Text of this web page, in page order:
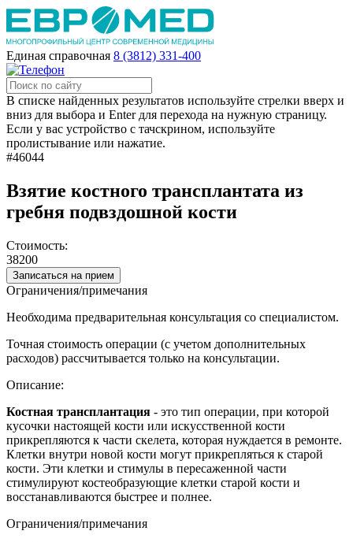
Единая справочная 8 (3812) 331-400
В списке найденных результатов используйте стрелки вверх и
вниз для выбора и Enter для перехода на нужную страницу.
Если у вас устройство с тачскрином, используйте
пролистывание или нажатие.
#46044
Взятие костного трансплантата из
гребня подвздошной кости
Стоимость:
38200
Записаться на прием
Ограничения/примечания
Необходима предварительная консультация со специалистом.
Точная стоимость операции (с учетом дополнительных
расходов) рассчитывается только на консультации.
Описание:
Костная трансплантация - это тип операции, при которой
кусочки настоящей кости или искусственной кости
прикрепляются к части скелета, которая нуждается в ремонте.
Клетки внутри новой кости могут прикрепляться к старой
кости. Эти клетки и стимулы в пересаженной части
стимулируют костеобразующие клетки старой кости и
восстанавливаются быстрее и полнее.
Ограничения/примечания